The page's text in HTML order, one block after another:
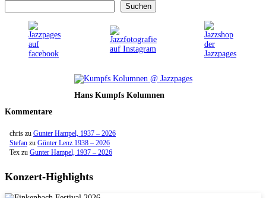
Suchen
Hans Kumpfs Kolumnen
Kommentare
chris zu Gunter Hampel, 1937 – 2026
Stefan zu Günter Lenz 1938 – 2026
Tex zu Gunter Hampel, 1937 – 2026
Konzert-Highlights